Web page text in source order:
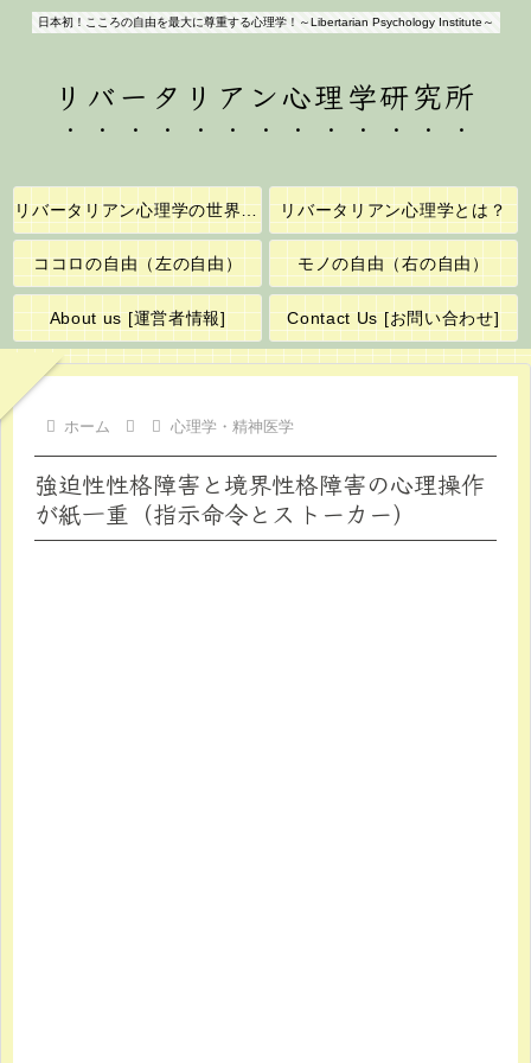
日本初！こころの自由を最大に尊重する心理学！～Libertarian Psychology Institute～
リバータリアン心理学研究所
リバータリアン心理学の世界へようこそ！ リバータリアン心理学とは？
ココロの自由（左の自由） モノの自由（右の自由）
About us [運営者情報] Contact Us [お問い合わせ]
ホーム 心理学・精神医学
強迫性性格障害と境界性格障害の心理操作
が紙一重（指示命令とストーカー）